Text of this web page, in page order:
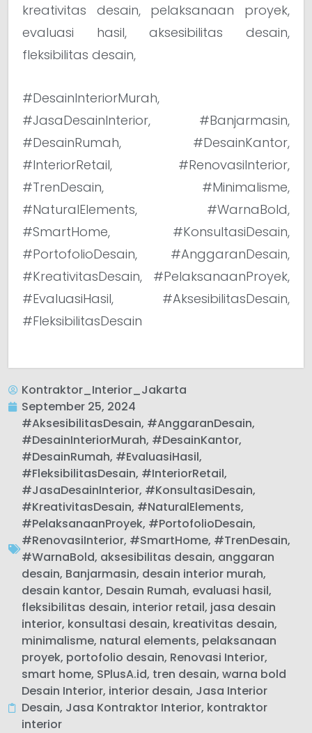
kreativitas desain, pelaksanaan proyek,
evaluasi hasil, aksesibilitas desain,
fleksibilitas desain,
#DesainInteriorMurah,
#JasaDesainInterior, #Banjarmasin,
#DesainRumah, #DesainKantor,
#InteriorRetail, #RenovasiInterior,
#TrenDesain, #Minimalisme,
#NaturalElements, #WarnaBold,
#SmartHome, #KonsultasiDesain,
#PortofolioDesain, #AnggaranDesain,
#KreativitasDesain, #PelaksanaanProyek,
#EvaluasiHasil, #AksesibilitasDesain,
#FleksibilitasDesain
Kontraktor_Interior_Jakarta
September 25, 2024
#AksesibilitasDesain, #AnggaranDesain,
#DesainInteriorMurah, #DesainKantor,
#DesainRumah, #EvaluasiHasil,
#FleksibilitasDesain, #InteriorRetail,
#JasaDesainInterior, #KonsultasiDesain,
#KreativitasDesain, #NaturalElements,
#PelaksanaanProyek, #PortofolioDesain,
#RenovasiInterior, #SmartHome, #TrenDesain,
#WarnaBold, aksesibilitas desain, anggaran
desain, Banjarmasin, desain interior murah,
desain kantor, Desain Rumah, evaluasi hasil,
fleksibilitas desain, interior retail, jasa desain
interior, konsultasi desain, kreativitas desain,
minimalisme, natural elements, pelaksanaan
proyek, portofolio desain, Renovasi Interior,
smart home, SPlusA.id, tren desain, warna bold
Desain Interior, interior desain, Jasa Interior
Desain, Jasa Kontraktor Interior, kontraktor
interior